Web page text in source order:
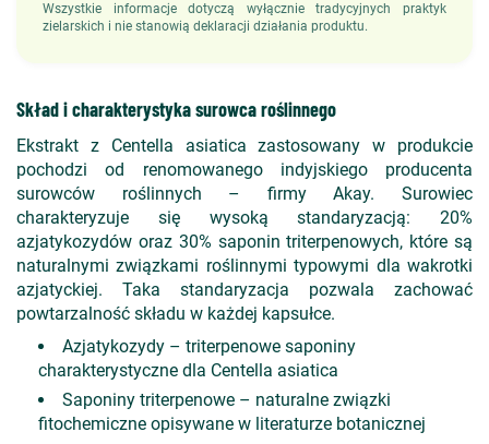
Wszystkie informacje dotyczą wyłącznie tradycyjnych praktyk
zielarskich i nie stanowią deklaracji działania produktu.
Skład i charakterystyka surowca roślinnego
Ekstrakt z Centella asiatica zastosowany w produkcie
pochodzi od renomowanego indyjskiego producenta
surowców roślinnych – firmy Akay. Surowiec
charakteryzuje się wysoką standaryzacją: 20%
azjatykozydów oraz 30% saponin triterpenowych, które są
naturalnymi związkami roślinnymi typowymi dla wakrotki
azjatyckiej. Taka standaryzacja pozwala zachować
powtarzalność składu w każdej kapsułce.
Azjatykozydy – triterpenowe saponiny
charakterystyczne dla Centella asiatica
Saponiny triterpenowe – naturalne związki
fitochemiczne opisywane w literaturze botanicznej